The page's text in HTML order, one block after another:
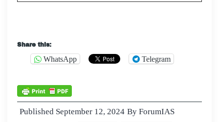
Share this:
WhatsApp Telegram
Published September 12, 2024 By ForumIAS